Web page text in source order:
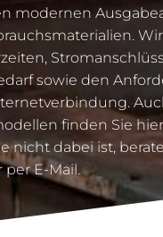
modernen
sowie den
finden Sie
nicht dabei ist,
E-Mail.